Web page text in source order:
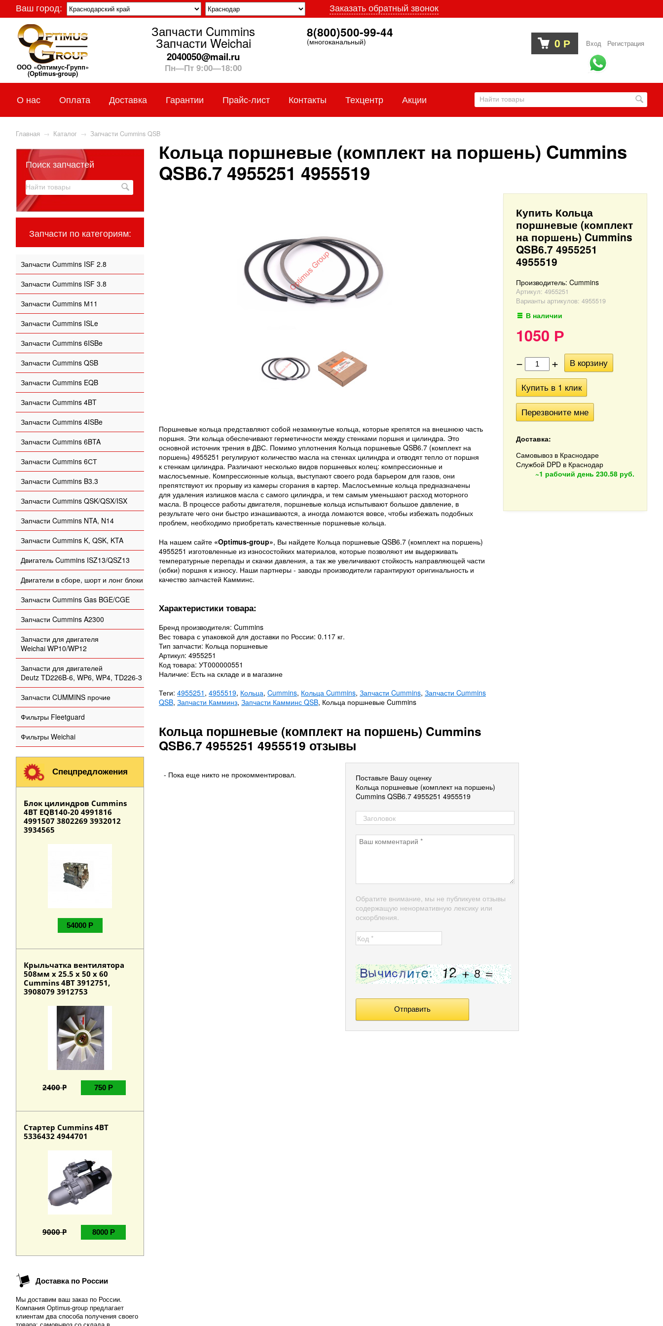
Ваш город: Заказать обратный звонок
ООО «Оптимус-Групп»
(Optimus-group)
Запчасти Cummins
Запчасти Weichai
2040050@mail.ru
Пн—Пт 9:00—18:00
8(800)500-99-44
(многоканальный) Вход Регистрация
0 Р
О нас Оплата Доставка Гарантии Прайс-лист Контакты Техцентр Акции
Главная → Каталог → Запчасти Cummins QSB
Поиск запчастей
Запчасти по категориям:
Запчасти Cummins ISF 2.8
Запчасти Cummins ISF 3.8
Запчасти Cummins М11
Запчасти Cummins ISLe
Запчасти Cummins 6ISBe
Запчасти Cummins QSB
Запчасти Cummins EQB
Запчасти Cummins 4BT
Запчасти Cummins 4ISBe
Запчасти Cummins 6BTA
Запчасти Cummins 6СТ
Запчасти Cummins B3.3
Запчасти Cummins QSK/QSX/ISX
Запчасти Cummins NTA, N14
Запчасти Cummins K, QSK, KTA
Двигатель Cummins ISZ13/QSZ13
Двигатели в сборе, шорт и лонг блоки
Запчасти Cummins Gas BGE/CGE
Запчасти Cummins A2300
Запчасти для двигателя
Weichai WP10/WP12
Запчасти для двигателей
Deutz TD226B-6, WP6, WP4, TD226-3
Запчасти CUMMINS прочие
Фильтры Fleetguard
Фильтры Weichai
Спецпредложения
Блок цилиндров Cummins
4BT EQB140-20 4991816
4991507 3802269 3932012
3934565
54000 Р
Крыльчатка вентилятора
508мм х 25.5 х 50 х 60
Cummins 4BT 3912751,
3908079 3912753
2400 Р 750 Р
Стартер Cummins 4BT
5336432 4944701
9000 Р 8000 Р
Доставка по России
Мы доставим ваш заказ по России.
Компания Optimus-group предлагает
клиентам два способа получения своего
Кольца поршневые (комплект на поршень) Cummins
QSB6.7 4955251 4955519
Купить Кольца
поршневые (комплект
на поршень) Cummins
QSB6.7 4955251
4955519
Производитель: Cummins
Артикул: 4955251
Варианты артикулов: 4955519
В наличии
1050 Р
−
+ В корзину
Купить в 1 клик
Перезвоните мне
Доставка:
Самовывоз в Краснодаре
Службой DPD в Краснодар
~1 рабочий день 230.58 руб.
Поршневые кольца представляют собой незамкнутые кольца, которые крепятся на внешнюю часть
поршня. Эти кольца обеспечивают герметичности между стенками поршня и цилиндра. Это
основной источник трения в ДВС. Помимо уплотнения Кольца поршневые QSB6.7 (комплект на
поршень) 4955251 регулируют количество масла на стенках цилиндра и отводят тепло от поршня
к стенкам цилиндра. Различают несколько видов поршневых колец: компрессионные и
маслосъемные. Компрессионные кольца, выступают своего рода барьером для газов, они
препятствуют их прорыву из камеры сгорания в картер. Маслосъемные кольца предназначены
для удаления излишков масла с самого цилиндра, и тем самым уменьшают расход моторного
масла. В процессе работы двигателя, поршневые кольца испытывают большое давление, в
результате чего они быстро изнашиваются, а иногда ломаются вовсе, чтобы избежать подобных
проблем, необходимо приобретать качественные поршневые кольца.
На нашем сайте «Optimus-group», Вы найдете Кольца поршневые QSB6.7 (комплект на поршень)
4955251 изготовленные из износостойких материалов, которые позволяют им выдерживать
температурные перепады и скачки давления, а так же увеличивают стойкость направляющей части
(юбки) поршня к износу. Наши партнеры - заводы производители гарантируют оригинальность и
качество запчастей Камминс.
Характеристики товара:
Бренд производителя: Cummins
Вес товара с упаковкой для доставки по России: 0.117 кг.
Тип запчасти: Кольца поршневые
Артикул: 4955251
Код товара: УТ000000551
Наличие: Есть на складе и в магазине
Теги: 4955251 , 4955519, Кольца, Cummins, Кольца Cummins, Запчасти Cummins, Запчасти Cummins
QSB, Запчасти Камминз, Запчасти Камминс QSB, Кольца поршневые Cummins
Кольца поршневые (комплект на поршень) Cummins
QSB6.7 4955251 4955519 отзывы
Поставьте Вашу оценку
Кольца поршневые (комплект на поршень)
Cummins QSB6.7 4955251 4955519
Обратите внимание, мы не публикуем отзывы
содержащую ненормативную лексику или
оскорбления.
- Пока еще никто не прокомментировал.